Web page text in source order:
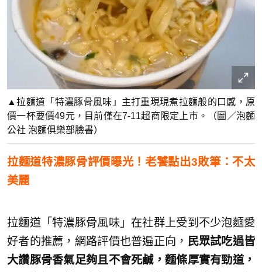
▲拉麵道「特濃豚骨風味」主打重現現煮拉麵般的口感，原
價一杯要價49元，目前僅在7-11超商限定上市。（圖／泡麵
公社 泡麵俱樂部臉書）
拉麵道特濃豚骨評價曝光！老饕點出3敗筆：不太
美麗
拉麵道「特濃豚骨風味」在社群上受到不少泡麵愛
好者的推薦，網路評價也普遍正向， 民眾試吃過皆
大讚豚骨香氣足夠且不會死鹹，麵條厚實有勁道，